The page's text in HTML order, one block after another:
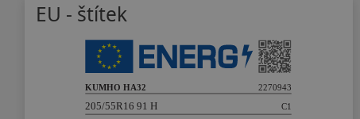
EU - štítek